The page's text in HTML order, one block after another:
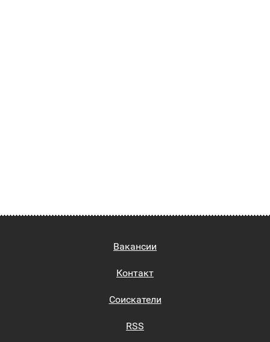
Вакансии
Контакт
Соискатели
RSS